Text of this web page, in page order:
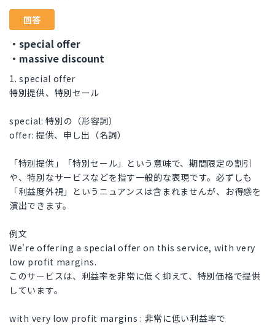
回答
・special offer
・massive discount
1. special offer
特別提供、特別セール
special: 特別の（形容詞）
offer: 提供、申し出（名詞）
「特別提供」「特別セール」という意味で、期間限定の割引
や、特別なサービスなどを指す一般的な表現です。必ずしも
「利益度外視」というニュアンスは含まれませんが、お得感を
演出できます。
例文
We're offering a special offer on this service, with very
low profit margins.
このサービスは、利益率を非常に低く抑えて、特別価格で提供
しています。
with very low profit margins : 非常に低い利益率で